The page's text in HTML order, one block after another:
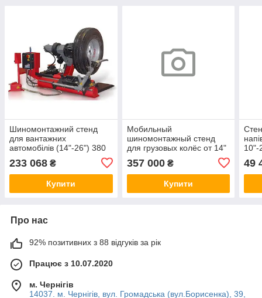
Шиномонтажний стенд
для вантажних
автомобілів (14"-26") 380
233 068 ₴
Купити
Мобильный
шиномонтажный стенд
для грузовых колёс от 14"
до 26" (бус) 380В BRIGHT
LC589 220V
357 000₴
Купити
10"-
49
Про нас
92% позитивних з 88 відгуків за рік
Працює з 10.07.2020
м. Чернігів
14037. м. Чернігів, вул. Громадська (вул.Борисенка), 39,